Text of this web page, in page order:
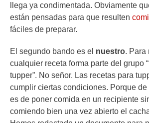
llega ya condimentada. Obviamente
están pensadas para que resulten
fáciles de preparar.
El segundo bando es el nuestro. Para
cualquier receta forma parte del grupo
tupper”. No señor. Las recetas para
cumplir ciertas condiciones. Porque
es de poner comida en un recipiente
comiendo bien una vez abierto el